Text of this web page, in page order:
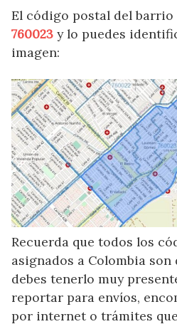
El código postal del barrio
760023 y lo puedes
imagen:
Recuerda que todos los
asignados a Colombia
debes tenerlo muy
reportar para envíos,
por internet o trámites